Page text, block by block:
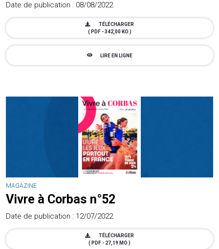
Date de publication : 08/08/2022
TÉLÉCHARGER
( PDF - 342,00 KO )
LIRE EN LIGNE
MAGAZINE
Vivre à Corbas n°52
Date de publication : 12/07/2022
TÉLÉCHARGER
( PDF - 27,19 MO )